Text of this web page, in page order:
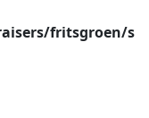
fritsgroen/s